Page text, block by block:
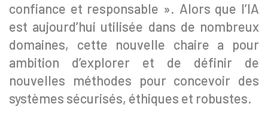
confiance et responsable ». Alors que l’IA
est aujourd’hui utilisée dans de nombreux
domaines, cette nouvelle chaire a pour
ambition d’explorer et de définir de
nouvelles méthodes pour concevoir des
systèmes sécurisés, éthiques et robustes.